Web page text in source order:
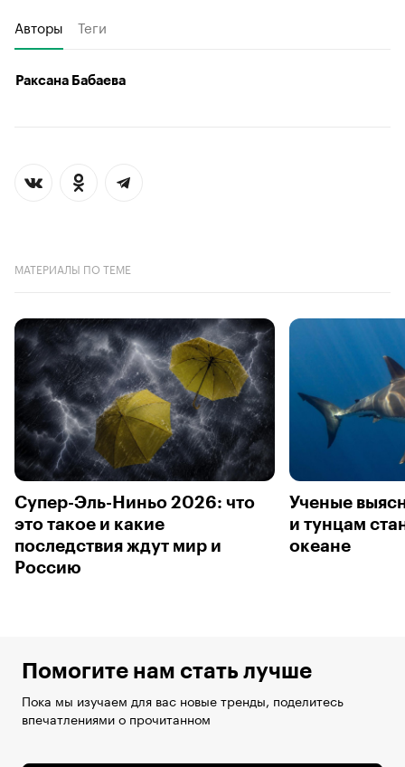
Авторы Теги
Раксана Бабаева
МАТЕРИАЛЫ ПО ТЕМЕ
Супер-Эль-Ниньо 2026: что
это такое и какие
последствия ждут мир и
Россию
Ученые
и тунцам
океане
Помогите нам стать лучше
Пока мы изучаем для вас новые тренды, поделитесь
впечатлениями о прочитанном